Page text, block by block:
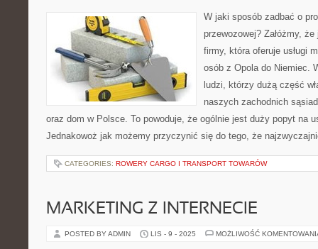
W jaki sposób zadbać o
przewozowej? Załóżmy,
firmy, która oferuje usługi
osób z Opola do Niemiec.
ludzi, którzy dużą część
naszych zachodnich
oraz dom w Polsce. To powoduje, że ogólnie jest duży popyt na
Jednakowoż jak możemy przyczynić się do tego, że
CATEGORIES: ROWERY CARGO I TRANSPORT TOWARÓW
MARKETING Z INTERNECIE
POSTED BY ADMIN LIS - 9 - 2025 MOŻLIWOŚĆ